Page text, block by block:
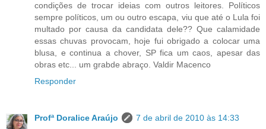
condições de trocar ideias com outros leitores. Políticos
sempre políticos, um ou outro escapa, viu que até o Lula foi
multado por causa da candidata dele?? Que calamidade
essas chuvas provocam, hoje fui obrigado a colocar uma
blusa, e continua a chover, SP fica um caos, apesar das
obras etc... um grabde abraço. Valdir Macenco
Responder
Profª Doralice Araújo
7 de abril de 2010 às 14:33